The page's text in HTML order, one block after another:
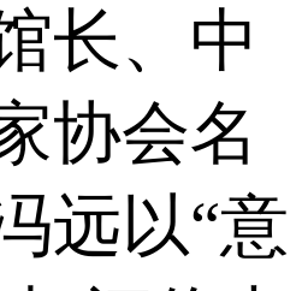
长、中
协会名
远以“意